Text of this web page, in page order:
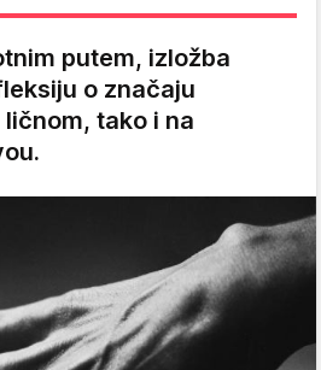
putem, izložba
o značaju
tako i na